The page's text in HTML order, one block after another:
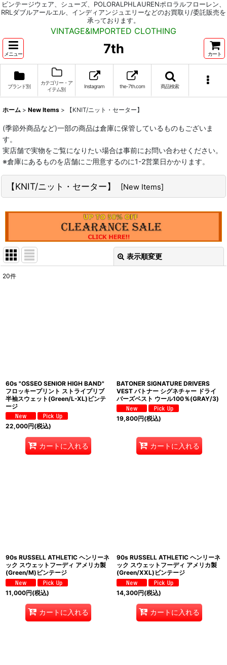
ビンテージウェア、シューズ、POLORALPHLAURENポロラルフローレン、
RRLダブルアールエル、インディアンジュエリーなどのお買取り/委託販売を
承っております。
VINTAGE&IMPORTED CLOTHING
メニュー 7th カート
ブランド別
カテゴリー・ア
イテム別
Instagram the-7th.com 商品検索
ホーム > New Items > 【KNIT/ニット・セーター】
(季節外商品など)一部の商品は倉庫に保管しているものもございま
す。
実店舗で実物をご覧になりたい場合は事前にお問い合わせください。
※倉庫にあるものを店舗にご用意するのに1-2営業日かかります。
【KNIT/ニット・セーター】 [New Items]
表示順変更
20件
60s "OSSEO SENIOR HIGH BAND"
フロッキープリント ストライプリブ
半袖スウェット(Green/L-XL)ビンテ
ージ
22,000円(税込)
カートに入れる
BATONER SIGNATURE DRIVERS
VEST バトナー シグネチャー ドライ
バーズベスト ウール100％(GRAY/3)
19,800円(税込)
カートに入れる
90s RUSSELL ATHLETIC ヘンリーネ
ック スウェットフーディ アメリカ製
(Green/M)ビンテージ
11,000円(税込)
カートに入れる
90s RUSSELL ATHLETIC ヘンリーネ
ック スウェットフーディ アメリカ製
(Green/XXL)ビンテージ
14,300円(税込)
カートに入れる